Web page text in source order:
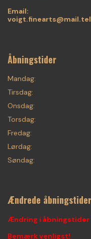
Email:
Åbningstider
Mandag:
Tirsdag:
Onsdag:
Torsdag:
Fredag:
Lørdag:
Søndag:
Ændrede åbningstider
Ændring i åbningstider
Bemærk venligst!